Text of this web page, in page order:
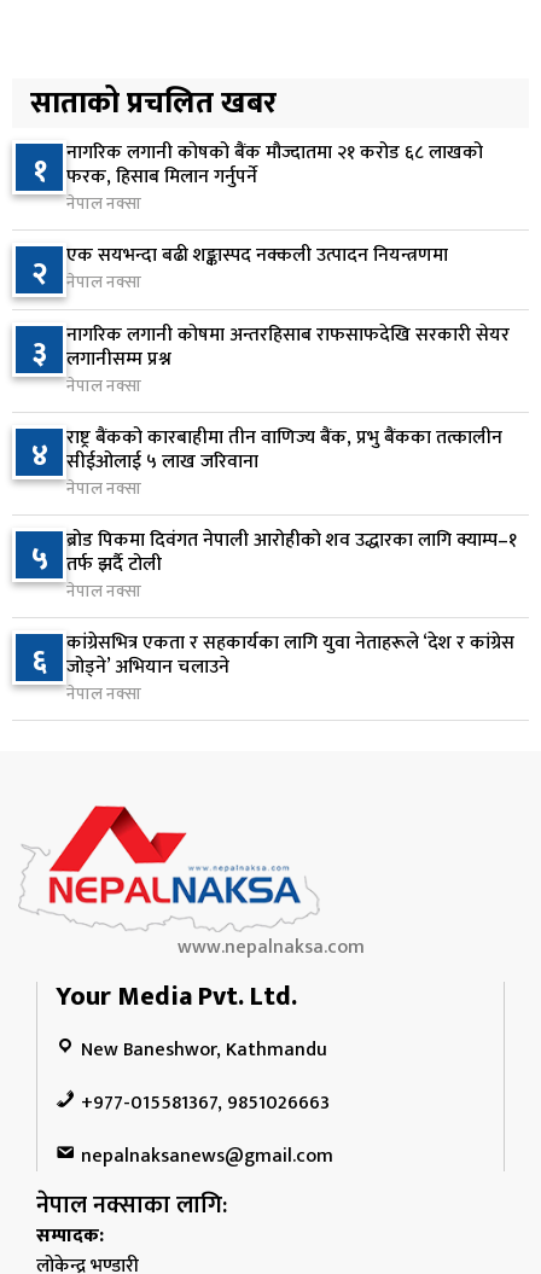
५
प्रस्तुत हुने
७ घण्टा अघि
६
आज बस्ने भनिएको राष्ट्रिय सभाको बैठक बुधबारका लागि
सर्‍यो
८ घण्टा अघि
७
वीरगञ्जमा ट्यांकरको सिल खोलेर तेल निकाल्ने सात जना
रंगेहात पक्राउ
८ घण्टा अघि
८
जन्मसिद्ध नागरिकता कडा बनाउने ट्रम्पको नयाँ प्रयास, दुई
कार्यकारी आदेश जारी
८ घण्टा अघि
९ राप्रपाको निर्णय: बागमती प्रदेश सरकारमा सहभागी नहुने
८ घण्टा अघि
१०
२५० रुपैयाँको सामान किन्दा कञ्चनपुरका उपभोक्ताले
जिते १० लाख
८ घण्टा अघि
साताको प्रचलित खबर
१ नागरिक लगानी कोषको बैंक मौज्दातमा २१ करोड ६८ लाखको
फरक, हिसाब मिलान गर्नुपर्ने
नेपाल नक्सा
२ एक सयभन्दा बढी शङ्कास्पद नक्कली उत्पादन नियन्त्रणमा
नेपाल नक्सा
३ नागरिक लगानी कोषमा अन्तरहिसाब राफसाफदेखि सरकारी सेयर
लगानीसम्म प्रश्न
नेपाल नक्सा
४ राष्ट्र बैंकको कारबाहीमा तीन वाणिज्य बैंक, प्रभु बैंकका तत्कालीन
सीईओलाई ५ लाख जरिवाना
नेपाल नक्सा
५ ब्रोड पिकमा दिवंगत नेपाली आरोहीको शव उद्धारका लागि क्याम्प–१
तर्फ झर्दै टोली
नेपाल नक्सा
६ कांग्रेसभित्र एकता र सहकार्यका लागि युवा नेताहरूले ‘देश र कांग्रेस
जोड्ने’ अभियान चलाउने
नेपाल नक्सा
www.nepalnaksa.com
Your Media Pvt. Ltd.
New Baneshwor, Kathmandu
+977-015581367, 9851026663
nepalnaksanews@gmail.com
नेपाल नक्साका लागि:
सम्पादक:
लोकेन्द्र भण्डारी